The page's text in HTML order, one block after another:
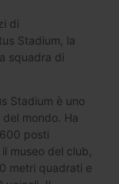
di
Stadium, la
squadra di
Stadium è uno
mondo. Ha
posti
museo del club,
metri quadrati e